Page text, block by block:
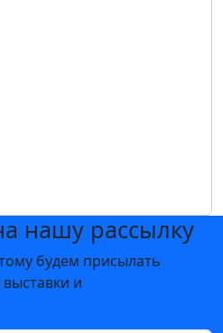
нашу рассылку
будем присылать
и